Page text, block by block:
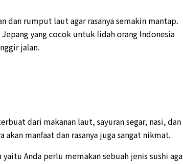
dan rumput laut agar rasanya semakin mantap.
yang cocok untuk lidah orang Indonesia
jalan.
dari makanan laut, sayuran segar, nasi, dan
manfaat dan rasanya juga sangat nikmat.
Anda perlu memakan sebuah jenis sushi